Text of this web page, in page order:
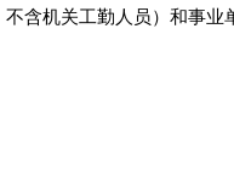
含机关工勤人员）和事业